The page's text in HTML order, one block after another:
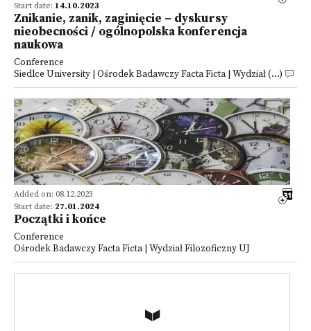
Start date: 14.10.2023
Znikanie, zanik, zaginięcie – dyskursy
nieobecności / ogólnopolska konferencja
naukowa
Conference
Siedlce University | Ośrodek Badawczy Facta Ficta | Wydział (...)
Added on: 08.12.2023
Start date: 27.01.2024
Początki i końce
Conference
Ośrodek Badawczy Facta Ficta | Wydział Filozoficzny UJ